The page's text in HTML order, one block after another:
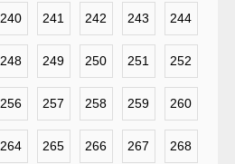
240 241 242 243 244
248 249 250 251 252
256 257 258 259 260
264 265 266 267 268